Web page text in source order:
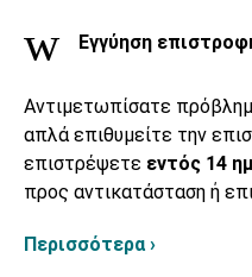
Εγγύηση
Αντιμετωπίσατε
απλά επιθυμείτε την
επιστρέψετε εντός 14
προς αντικατάσταση ή
Περισσότερα ›